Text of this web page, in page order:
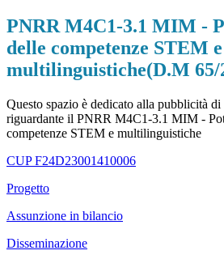
PNRR M4C1-3.1 MIM -
delle competenze STEM e
multilinguistiche(D.M 65/
Questo spazio è dedicato alla pubblicità
riguardante il PNRR M4C1-3.1 MIM -
competenze STEM e multilinguistiche
CUP F24D23001410006
Progetto
Assunzione in bilancio
Disseminazione